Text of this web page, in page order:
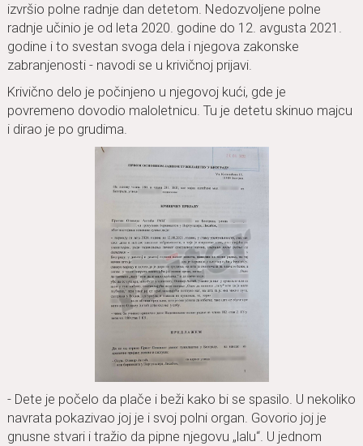
izvršio polne radnje dan detetom. Nedozvoljene polne
radnje učinio je od leta 2020. godine do 12. avgusta 2021.
godine i to svestan svoga dela i njegova zakonske
zabranjenosti - navodi se u krivičnoj prijavi.
Krivično delo je počinjeno u njegovoj kući, gde je
povremeno dovodio maloletnicu. Tu je detetu skinuo majcu
i dirao je po grudima.
- Dete je počelo da plače i beži kako bi se spasilo. U nekoliko
navrata pokazivao joj je i svoj polni organ. Govorio joj je
gnusne stvari i tražio da pipne njegovu „lalu“. U jednom